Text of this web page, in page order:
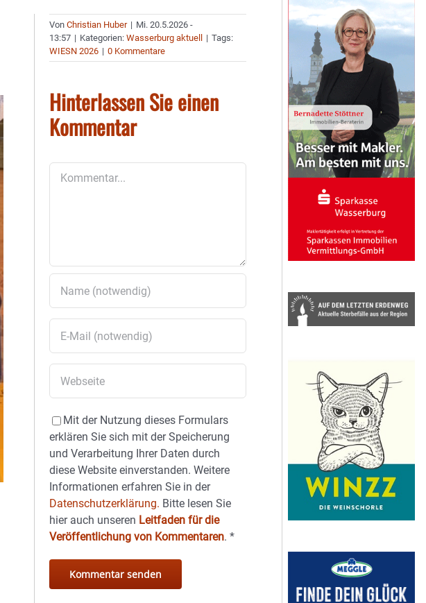
VonChristian Huber | Mi. 20.5.2026 -
13:57 | Kategorien:Wasserburg aktuell | Tags:
WIESN 2026 | 0 Kommentare
Hinterlassen Sie einen
Kommentar
Mit der Nutzung dieses Formulars
erklären Sie sich mit der Speicherung
und Verarbeitung Ihrer Daten durch
diese Website einverstanden. Weitere
Informationen erfahren Sie in der
Datenschutzerklärung. Bitte lesen Sie
hier auch unseren Leitfaden für die
Veröffentlichung von Kommentaren.*